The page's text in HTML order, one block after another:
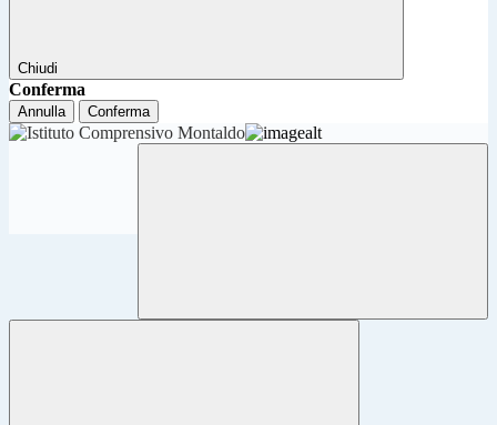
Chiudi
Conferma
Annulla Conferma